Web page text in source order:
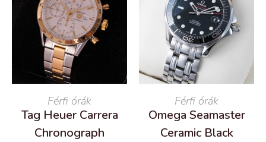
READ MORE
Férfi órák
Tag Heuer Carrera
Chronograph
READ MORE
Férfi órák
Omega Seamaster
Ceramic Black